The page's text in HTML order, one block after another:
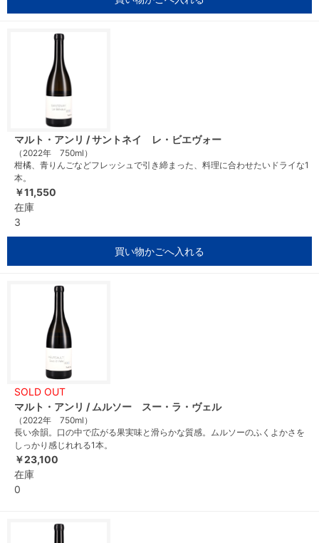
マルト・アンリ / サントネイ レ・ビエヴォー
（2022年 750ml）
柑橘、青りんごなどフレッシュで引き締まった、料理に合わせたいドライな1
本。
￥11,550
在庫
3
買い物かごへ入れる
SOLD OUT
マルト・アンリ / ムルソー スー・ラ・ヴェル
（2022年 750ml）
長い余韻。口の中で広がる果実味と滑らかな質感。ムルソーのふくよかさを
しっかり感じれれる1本。
￥23,100
在庫
0